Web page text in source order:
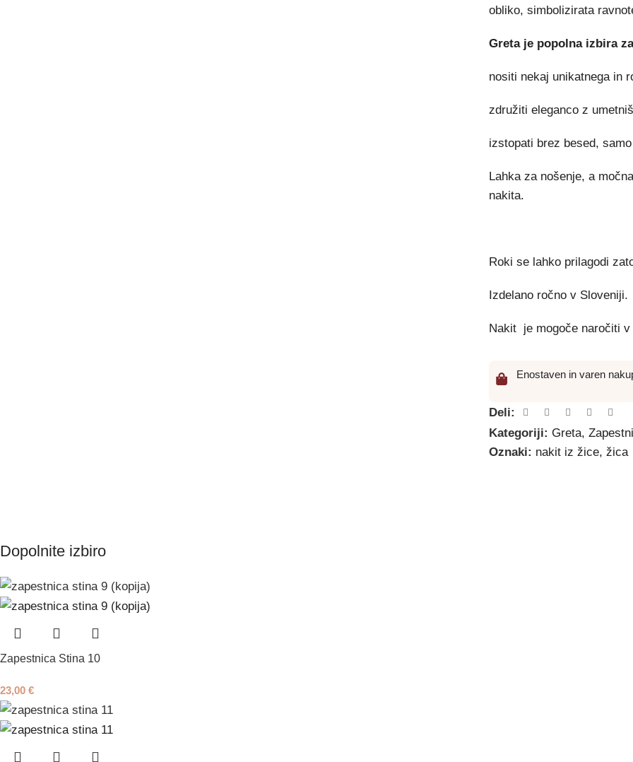
obliko, simbolizirata
Greta je popolna izbira
nositi nekaj unikatnega in
združiti eleganco z
izstopati brez besed,
Lahka za nošenje, a
nakita.
Roki se lahko prilagodi
Izdelano ročno v Sloveniji.
Nakit je mogoče naročiti
Enostaven in varen
Deli:
Kategoriji: Greta,
Oznaki: nakit iz žice, žica
Dopolnite izbiro
Zapestnica Stina 10
23,00 €